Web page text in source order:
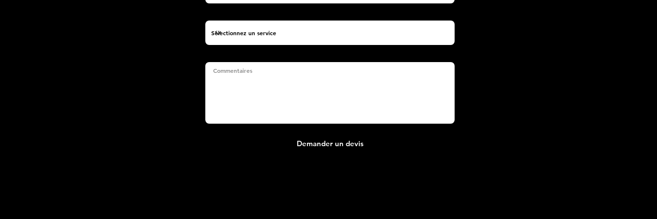
Demander un devis